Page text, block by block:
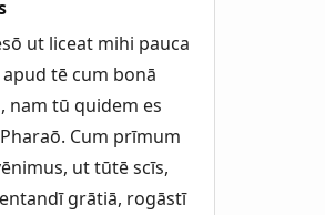
ut liceat mihi pauca
tē cum bonā
nam tū quidem es
Cum prīmum
ut tūtē scīs,
grātiā, rogāstī